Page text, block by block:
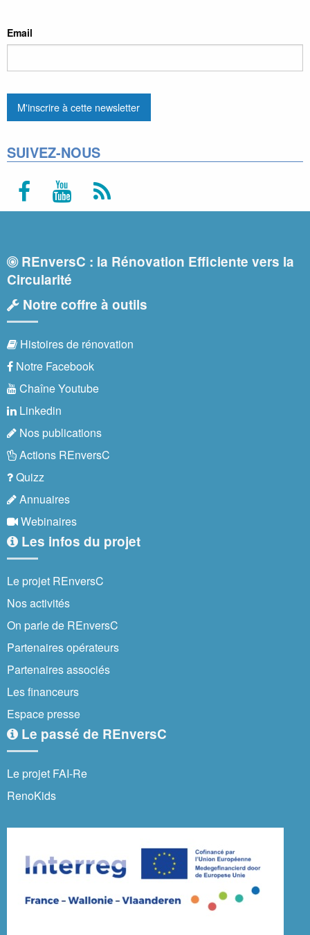
Email
SUIVEZ-NOUS
REnversC : la Rénovation Efficiente vers la
Circularité
Notre coffre à outils
Histoires de rénovation
Notre Facebook
Chaîne Youtube
Linkedin
Nos publications
Actions REnversC
Quizz
Annuaires
Webinaires
Les infos du projet
Le projet REnversC
Nos activités
On parle de REnversC
Partenaires opérateurs
Partenaires associés
Les financeurs
Espace presse
Le passé de REnversC
Le projet FAI-Re
RenoKids